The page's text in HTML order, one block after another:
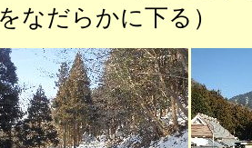
をなだらかに下る